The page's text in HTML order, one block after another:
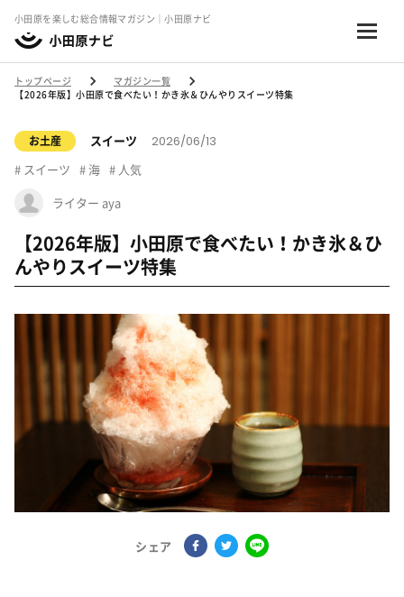
小田原を楽しむ総合情報マガジン｜小田原ナビ
トップページ
マガジン一覧
【2026年版】小田原で食べたい！かき氷＆ひんやりスイーツ特集
お土産 スイーツ 2026/06/13
スイーツ 海 人気
ライター aya
【2026年版】小田原で食べたい！かき氷＆ひ
んやりスイーツ特集
シェア